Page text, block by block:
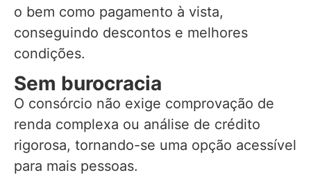
o bem como pagamento à vista,
conseguindo descontos e melhores
condições.
Sem burocracia
O consórcio não exige comprovação de
renda complexa ou análise de crédito
rigorosa, tornando-se uma opção acessível
para mais pessoas.